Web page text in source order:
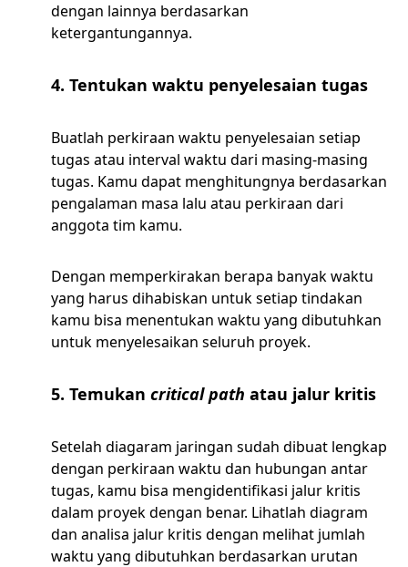
dengan lainnya berdasarkan
ketergantungannya.
4. Tentukan waktu penyelesaian tugas
Buatlah perkiraan waktu penyelesaian setiap
tugas atau interval waktu dari masing-masing
tugas. Kamu dapat menghitungnya berdasarkan
pengalaman masa lalu atau perkiraan dari
anggota tim kamu.
Dengan memperkirakan berapa banyak waktu
yang harus dihabiskan untuk setiap tindakan
kamu bisa menentukan waktu yang dibutuhkan
untuk menyelesaikan seluruh proyek.
5. Temukan critical path atau jalur kritis
Setelah diagaram jaringan sudah dibuat lengkap
dengan perkiraan waktu dan hubungan antar
tugas, kamu bisa mengidentifikasi jalur kritis
dalam proyek dengan benar. Lihatlah diagram
dan analisa jalur kritis dengan melihat jumlah
waktu yang dibutuhkan berdasarkan urutan